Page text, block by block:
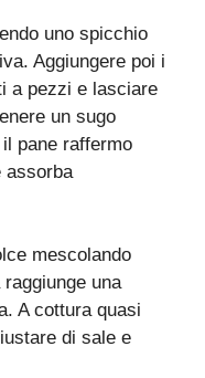
uno spicchio
Aggiungere poi i
a pezzi e lasciare
un sugo
pane raffermo
assorba
mescolando
una
A cottura quasi
di sale e